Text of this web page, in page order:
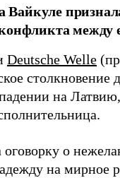
между
Deutsche Welle
столкновение
на
о
на мирное